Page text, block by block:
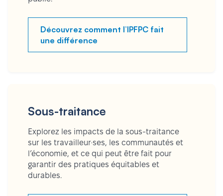
Découvrez comment l’IPFPC fait
une différence
Sous-traitance
Explorez les impacts de la sous-traitance
sur les travailleur·ses, les communautés et
l’économie, et ce qui peut être fait pour
garantir des pratiques équitables et
durables.